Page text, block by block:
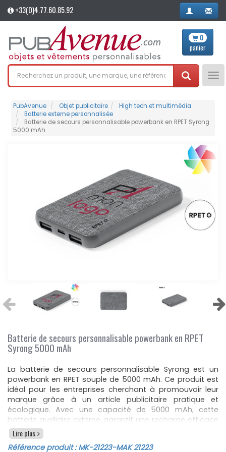
+33(0)4.77.60.85.92
0
panier
PubAvenue Objet publicitaire
High tech et multimédia
Batterie externe personnalisée
Batterie de secours personnalisable powerbank en RPET Syrong
5000 mAh
Batterie de secours personnalisable powerbank en RPET
Syrong 5000 mAh
La batterie de secours personnalisable Syrong est un
powerbank en RPET souple de 5000 mAh. Ce produit est
idéal pour les entreprises cherchant à promouvoir leur
marque grâce à un article publicitaire pratique et
écologique. Avec une capacité de 5000 mAh, cette
batterie auxiliaire externe garantit une recharge efficace
pour vos appareils mobiles. Elle est équipée d'une
connexion d'entrée et de sortie Type C, ainsi que de deux
Lire plus
Référence produit :MK-21223-MAK 21223